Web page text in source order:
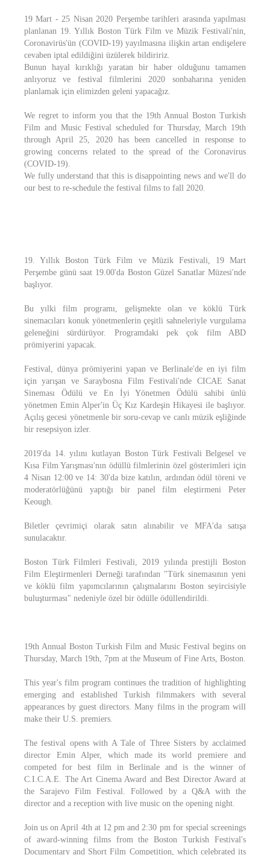
19 Mart - 25 Nisan 2020 Perşembe tarihleri ​​arasında yapılması
planlanan 19. Yıllık Boston Türk Film ve Müzik Festivali'nin,
Coronavirüs'ün (COVID-19) yayılmasına ilişkin artan endişelere
cevaben iptal edildiğini üzülerek bildiririz.
Bunun hayal kırıklığı yaratan bir haber olduğunu tamamen
anlıyoruz ve festival filmlerini 2020 sonbaharına yeniden
planlamak için elimizden geleni yapacağız.
We regret to inform you that the 19th Annual Boston Turkish
Film and Music Festival scheduled for Thursday, March 19th
through April 25, 2020 has been cancelled in response to
growing concerns related to the spread of the Coronavirus
(COVID-19).
We fully understand that this is disappointing news and we'll do
our best to re-schedule the festival films to fall 2020.
19. Yıllık Boston Türk Film ve Müzik Festivali, 19 Mart
Perşembe günü saat 19.00'da Boston Güzel Sanatlar Müzesi'nde
başlıyor.
Bu yılki film programı, gelişmekte olan ve köklü Türk
sinemacıları konuk yönetmenlerin çeşitli sahneleriyle vurgulama
geleneğini sürdürüyor. Programdaki pek çok film ABD
prömiyerini yapacak.
Festival, dünya prömiyerini yapan ve Berlinale'de en iyi film
için yarışan ve Saraybosna Film Festivali'nde CICAE Sanat
Sineması Ödülü ve En İyi Yönetmen Ödülü sahibi ünlü
yönetmen Emin Alper'in Üç Kız Kardeşin Hikayesi ile başlıyor.
Açılış gecesi yönetmenle bir soru-cevap ve canlı müzik eşliğinde
bir resepsiyon izler.
2019'da 14. yılını kutlayan Boston Türk Festivali Belgesel ve
Kısa Film Yarışması'nın ödüllü filmlerinin özel gösterimleri için
4 Nisan 12:00 ve 14: 30'da bize katılın, ardından ödül töreni ve
moderatörlüğünü yaptığı bir panel film eleştirmeni Peter
Keough.
Biletler çevrimiçi olarak satın alınabilir ve MFA'da satışa
sunulacaktır.
Boston Türk Filmleri Festivali, 2019 yılında prestijli Boston
Film Eleştirmenleri Derneği tarafından "Türk sinemasının yeni
ve köklü film yapımcılarının çalışmalarını Boston seyircisiyle
buluşturması" nedeniyle özel bir ödülle ödüllendirildi.
19th Annual Boston Turkish Film and Music Festival begins on
Thursday, March 19th, 7pm at the Museum of Fine Arts, Boston.
This year's film program continues the tradition of highlighting
emerging and established Turkish filmmakers with several
appearances by guest directors. Many films in the program will
make their U.S. premiers.
The festival opens with A Tale of Three Sisters by acclaimed
director Emin Alper, which made its world premiere and
competed for best film in Berlinale and is the winner of
C.I.C.A.E. The Art Cinema Award and Best Director Award at
the Sarajevo Film Festival. Followed by a Q&A with the
director and a reception with live music on the opening night.
Join us on April 4th at 12 pm and 2:30 pm for special screenings
of award-winning films from the Boston Turkish Festival's
Documentary and Short Film Competition, which celebrated its